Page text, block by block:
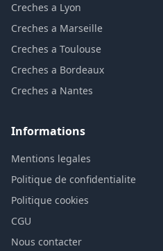
Creches a Lyon
Creches a Marseille
Creches a Toulouse
Creches a Bordeaux
Creches a Nantes
Informations
Mentions legales
Politique de confidentialite
Politique cookies
CGU
Nous contacter